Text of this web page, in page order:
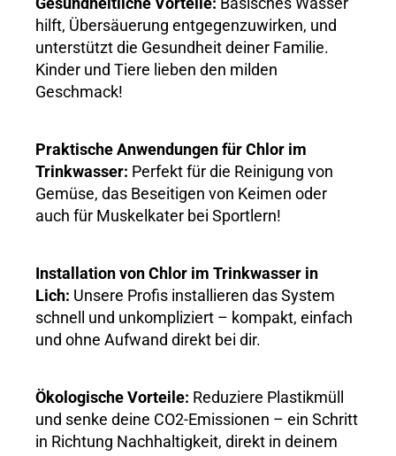
hilft, Übersäuerung entgegenzuwirken, und
unterstützt die Gesundheit deiner Familie.
Kinder und Tiere lieben den milden
Geschmack!
Praktische Anwendungen für Chlor im
Trinkwasser: Perfekt für die Reinigung von
Gemüse, das Beseitigen von Keimen oder
auch für Muskelkater bei Sportlern!
Installation von Chlor im Trinkwasser in
Lich: Unsere Profis installieren das System
schnell und unkompliziert – kompakt, einfach
und ohne Aufwand direkt bei dir.
Ökologische Vorteile: Reduziere Plastikmüll
und senke deine CO2-Emissionen – ein Schritt
in Richtung Nachhaltigkeit, direkt in deinem